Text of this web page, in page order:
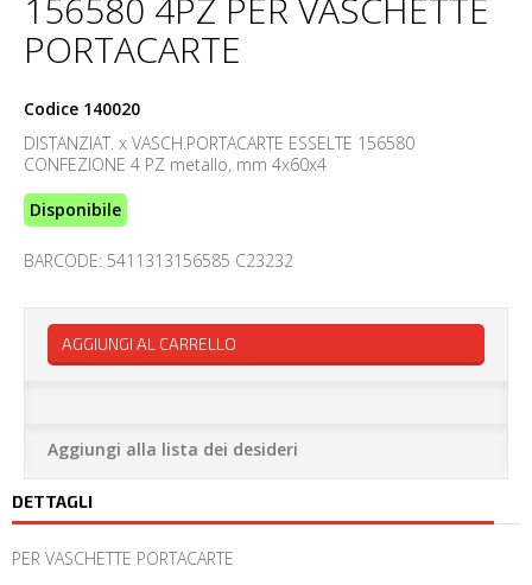
156580 4PZ PER VASCHETTE
PORTACARTE
Codice 140020
DISTANZIAT. x VASCH.PORTACARTE ESSELTE 156580
CONFEZIONE 4 PZ metallo, mm 4x60x4
Disponibile
BARCODE: 5411313156585 C23232
AGGIUNGI AL CARRELLO
Aggiungi alla lista dei desideri
DETTAGLI
PER VASCHETTE PORTACARTE